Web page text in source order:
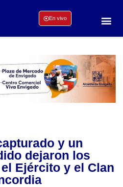
En vivo
y un
dejaron los
Ejército y el Clan